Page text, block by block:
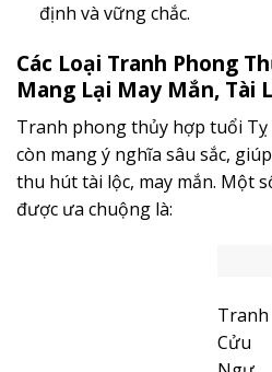
định và vững chắc.
Các Loại Tranh Phong
Mang Lại May Mắn, Tài
Tranh phong thủy hợp tuổi Tỵ
còn mang ý nghĩa sâu sắc,
thu hút tài lộc, may mắn. Một
được ưa chuộng là:
Tranh
Cửu